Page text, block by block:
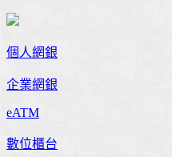
個人網銀
企業網銀
eATM
數位櫃台